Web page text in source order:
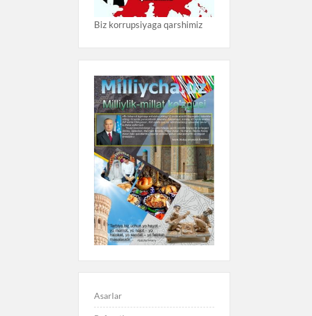
Biz korrupsiyaga qarshimiz
Asarlar